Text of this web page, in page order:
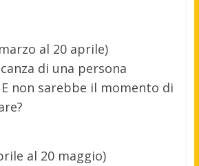
al 20 aprile)
di una persona
non sarebbe il momento di
al 20 maggio)